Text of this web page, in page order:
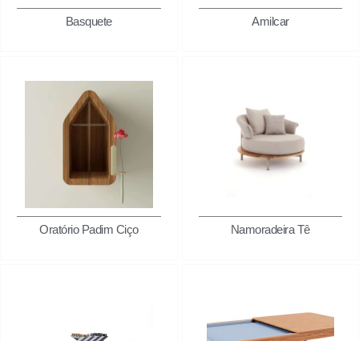
Basquete Amilcar
Oratório Padim Ciço Namoradeira Tê